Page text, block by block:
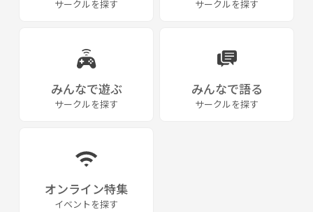
サークルを探す サークルを探す
みんなで遊ぶ
サークルを探す
みんなで語る
サークルを探す
オンライン特集
イベントを探す